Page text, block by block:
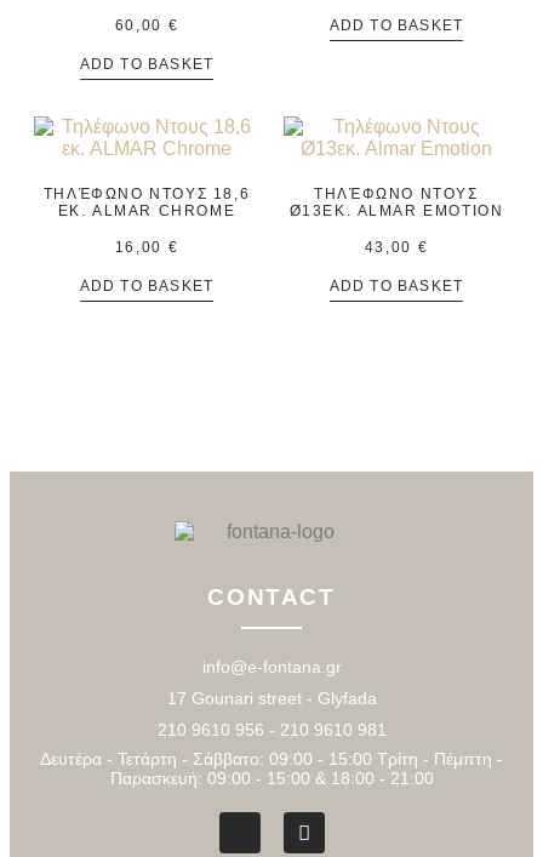
60,00 €
ADD TO BASKET
ADD TO BASKET
ΤΗΛΈΦΩΝΟ ΝΤΟΥΣ 18,6
ΕΚ. ALMAR CHROME
16,00 €
ADD TO BASKET
ΤΗΛΈΦΩΝΟ ΝΤΟΥΣ
Ø13ΕΚ. ALMAR EMOTION
43,00 €
ADD TO BASKET
CONTACT
info@e-fontana.gr
17 Gounari street - Glyfada
210 9610 956 - 210 9610 981
Δευτέρα - Τετάρτη - Σάββατο: 09:00 - 15:00 Τρίτη - Πέμπτη -
Παρασκευή: 09:00 - 15:00 & 18:00 - 21:00